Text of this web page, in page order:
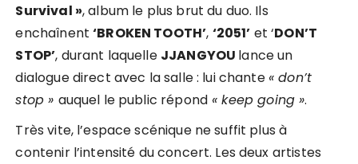
Survival », album le plus brut du duo. Ils
enchaînent‘BROKEN TOOTH’, ‘2051’ et ‘DON’T
STOP’, durant laquelle JJANGYOU lance un
dialogue direct avec la salle : lui chante « don’t
stop » auquel le public répond « keep going ».
Très vite, l’espace scénique ne suffit plus à
contenir l’intensité du concert. Les deux artistes